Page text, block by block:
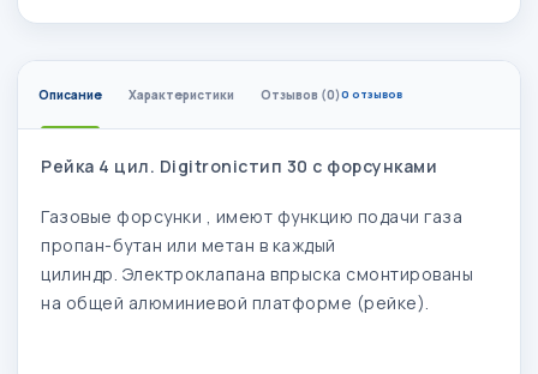
Описание Характеристики Отзывов (0)0 отзывов
Рейка 4 цил. Digitronicтип 30 с форсунками
Газовые форсунки , имеют функцию подачи газа
пропан-бутан или метан в каждый
цилиндр. Электроклапана впрыска смонтированы
на общей алюминиевой платформе (рейке).